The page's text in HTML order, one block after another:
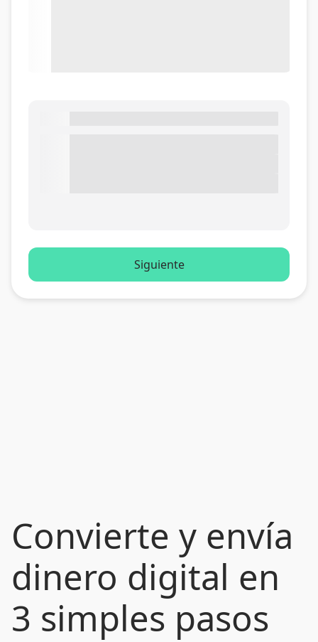
Convierte y envía
dinero digital en
3 simples pasos
Siguiente